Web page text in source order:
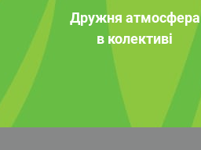
Дружня атмосфера
в колективі